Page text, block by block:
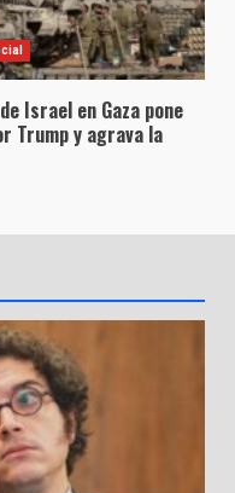
Israel en Gaza pone
Trump y agrava la